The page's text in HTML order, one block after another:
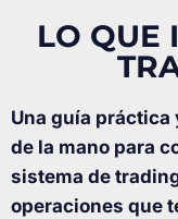
LO QUE
Una guía práctica
de la mano para
sistema de
operaciones que